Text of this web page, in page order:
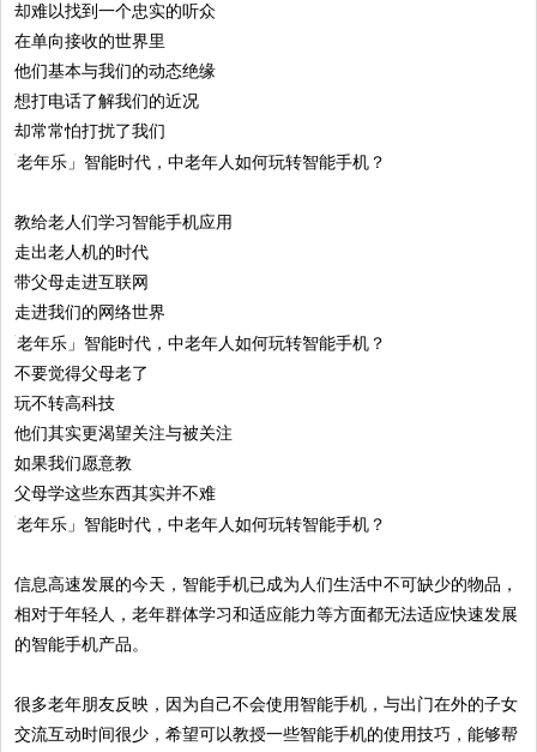
却难以找到一个忠实的听众
在单向接收的世界里
他们基本与我们的动态绝缘
想打电话了解我们的近况
却常常怕打扰了我们
教给老人们学习智能手机应用
走出老人机的时代
带父母走进互联网
走进我们的网络世界
不要觉得父母老了
玩不转高科技
他们其实更渴望关注与被关注
如果我们愿意教
父母学这些东西其实并不难
信息高速发展的今天，智能手机已成为人们生活中不可缺少的物品，
相对于年轻人，老年群体学习和适应能力等方面都无法适应快速发展
的智能手机产品。
很多老年朋友反映，因为自己不会使用智能手机，与出门在外的子女
交流互动时间很少，希望可以教授一些智能手机的使用技巧，能够帮